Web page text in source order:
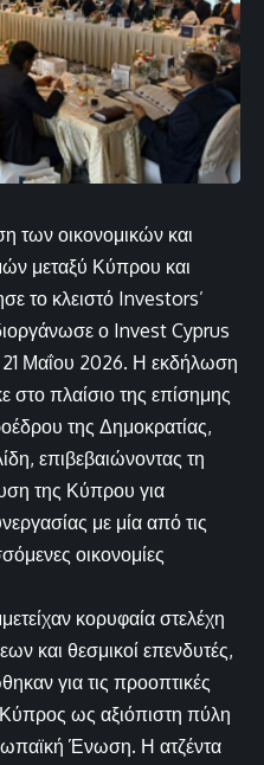
των οικονομικών και
μεταξύ Κύπρου και
το κλειστό Investors’
ο Invest Cyprus
21 Μαΐου 2026. Η εκδήλωση
στο πλαίσιο της επίσημης
της Δημοκρατίας,
επιβεβαιώνοντας τη
της Κύπρου για
με μία από τις
οικονομίες
κορυφαία στελέχη
και θεσμικοί επενδυτές,
για τις προοπτικές
ως αξιόπιστη πύλη
Ένωση. Η ατζέντα